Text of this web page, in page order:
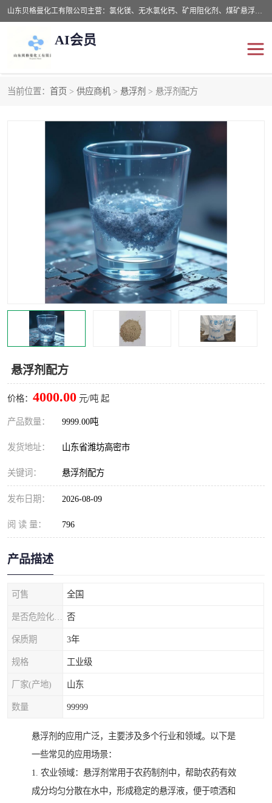
山东贝格曼化工有限公司主营：氯化镁、无水氯化钙、矿用阻化剂、煤矿悬浮剂、道路抑尘剂、氢氧化镁，防灭火剂等，公司位于山东省潍坊市滨海经济开发区,是专业从事对各种精细化工集研究、开发、制造于一体的现代化大型跨境化工企业，公司本着诚信经营、给每一位客户提供专业服务。
AI会员
当前位置： 首页 > 供应商机 > 悬浮剂 > 悬浮剂配方
悬浮剂配方
价格： 4000.00 元/吨 起
产品数量： 9999.00吨
发货地址： 山东省潍坊高密市
关键词： 悬浮剂配方
发布日期： 2026-08-09
阅 读 量： 796
产品描述
可售 全国
否
保质期 3年
规格 工业级
厂家(产地) 山东
数量 99999
悬浮剂的应用广泛，主要涉及多个行业和领域。以下是
一些常见的应用场景：
1. 农业领域：悬浮剂常用于农药制剂中，帮助农药有效
成分均匀分散在水中，形成稳定的悬浮液，便于喷洒和
抑尘剂